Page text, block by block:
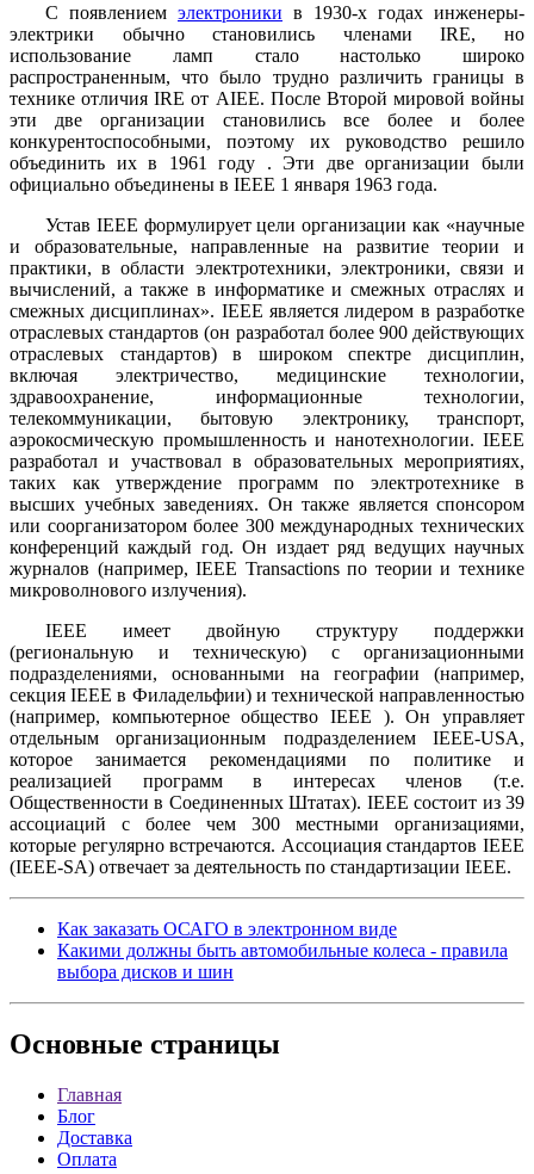
С появлением электроники в 1930-х годах инженеры-
электрики обычно становились членами IRE, но
использование ламп стало настолько широко
распространенным, что было трудно различить границы в
технике отличия IRE от AIEE. После Второй мировой войны
эти две организации становились все более и более
конкурентоспособными, поэтому их руководство решило
объединить их в 1961 году . Эти две организации были
официально объединены в IEEE 1 января 1963 года.
Устав IEEE формулирует цели организации как «научные
и образовательные, направленные на развитие теории и
практики, в области электротехники, электроники, связи и
вычислений, а также в информатике и смежных отраслях и
смежных дисциплинах». IEEE является лидером в разработке
отраслевых стандартов (он разработал более 900 действующих
отраслевых стандартов) в широком спектре дисциплин,
включая электричество, медицинские технологии,
здравоохранение, информационные технологии,
телекоммуникации, бытовую электронику, транспорт,
аэрокосмическую промышленность и нанотехнологии. IEEE
разработал и участвовал в образовательных мероприятиях,
таких как утверждение программ по электротехнике в
высших учебных заведениях. Он также является спонсором
или соорганизатором более 300 международных технических
конференций каждый год. Он издает ряд ведущих научных
журналов (например, IEEE Transactions по теории и технике
микроволнового излучения).
IEEE имеет двойную структуру поддержки
(региональную и техническую) с организационными
подразделениями, основанными на географии (например,
секция IEEE в Филадельфии) и технической направленностью
(например, компьютерное общество IEEE ). Он управляет
отдельным организационным подразделением IEEE-USA,
которое занимается рекомендациями по политике и
реализацией программ в интересах членов (т.е.
Общественности в Соединенных Штатах). IEEE состоит из 39
ассоциаций с более чем 300 местными организациями,
которые регулярно встречаются. Ассоциация стандартов IEEE
(IEEE-SA) отвечает за деятельность по стандартизации IEEE.
Как заказать ОСАГО в электронном виде
Какими должны быть автомобильные колеса - правила
выбора дисков и шин
Основные страницы
Главная
Блог
Доставка
Оплата